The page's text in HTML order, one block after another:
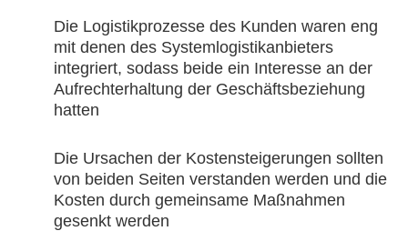
Die Logistikprozesse des Kunden waren eng
mit denen des Systemlogistikanbieters
integriert, sodass beide ein Interesse an der
Aufrechterhaltung der Geschäftsbeziehung
hatten
Die Ursachen der Kostensteigerungen sollten
von beiden Seiten verstanden werden und die
Kosten durch gemeinsame Maßnahmen
gesenkt werden